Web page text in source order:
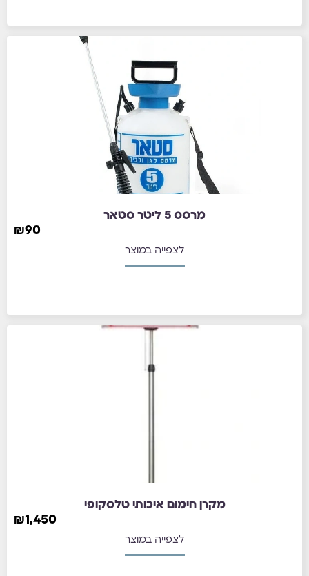
מרסס 5 ליטר סטאר
₪90
לצפייה במוצר
מקרן חימום איכותי טלסקופי
₪1,450
לצפייה במוצר